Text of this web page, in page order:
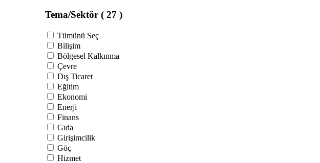
Tema/Sektör ( 27 )
Tümünü Seç
Bilişim
Bölgesel Kalkınma
Çevre
Dış Ticaret
Eğitim
Ekonomi
Enerji
Finans
Gıda
Girişimcilik
Göç
Hizmet